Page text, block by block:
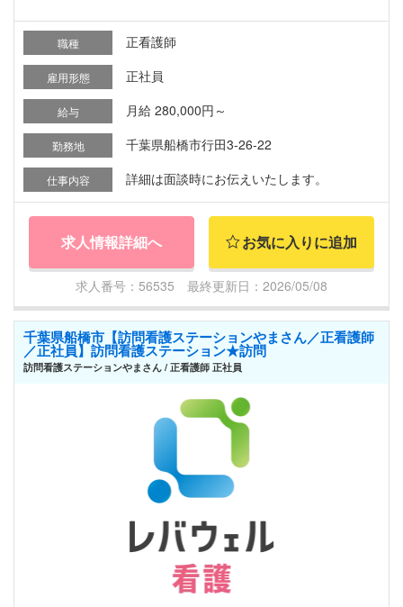
職種 正看護師
雇用形態 正社員
給与 月給 280,000円～
勤務地 千葉県船橋市行田3-26-22
仕事内容 詳細は面談時にお伝えいたします。
求人情報詳細へ お気に入りに追加
求人番号：56535 最終更新日：2026/05/08
千葉県船橋市【訪問看護ステーションやまさん／正看護師
／正社員】訪問看護ステーション★訪問
訪問看護ステーションやまさん / 正看護師 正社員